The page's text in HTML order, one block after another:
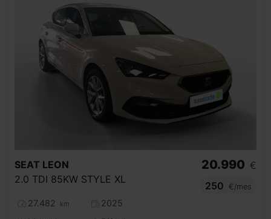
SEAT LEON
2.0 TDI 85KW STYLE XL
27.482 km
2025
20.990 €
250
€/mes